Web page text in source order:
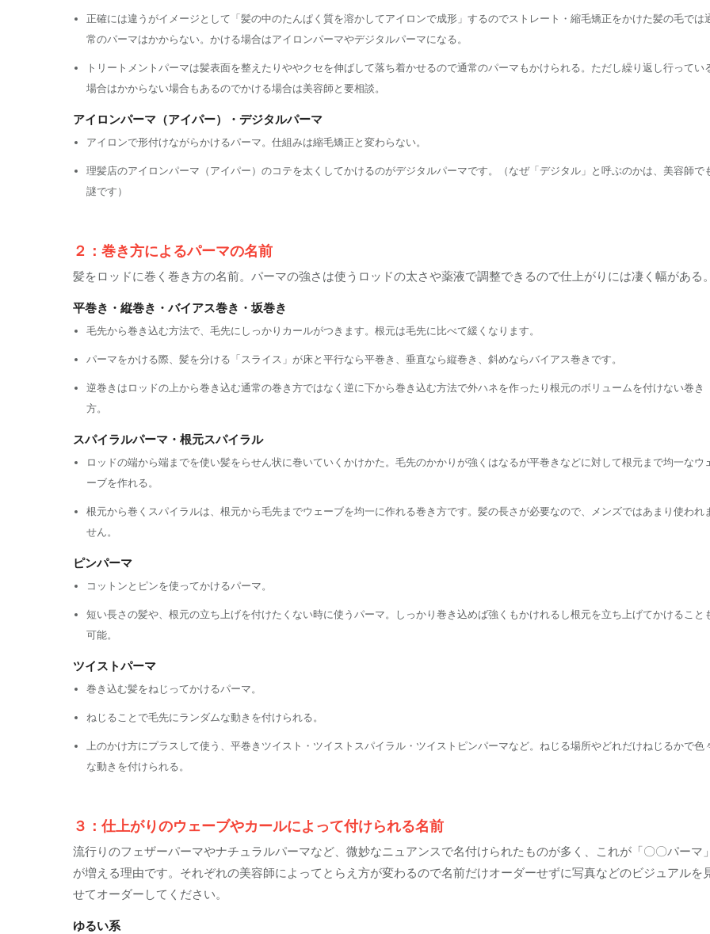
正確には違うがイメージとして「髪の中のたんぱく質を溶かしてアイロンで成形」するのでストレート・縮毛矯正をかけた髪の毛では
常のパーマはかからない。かける場合はアイロンパーマやデジタルパーマになる。
トリートメントパーマは髪表面を整えたりややクセを伸ばして落ち着かせるので通常のパーマもかけられる。ただし繰り返し行ってい
場合はかからない場合もあるのでかける場合は美容師と要相談。
アイロンパーマ（アイパー）・デジタルパーマ
アイロンで形付けながらかけるパーマ。仕組みは縮毛矯正と変わらない。
理髪店のアイロンパーマ（アイパー）のコテを太くしてかけるのがデジタルパーマです。（なぜ「デジタル」と呼ぶのかは、美容師で
謎です）
２：巻き方によるパーマの名前
髪をロッドに巻く巻き方の名前。パーマの強さは使うロッドの太さや薬液で調整できるので仕上がりには凄く幅がある
平巻き・縦巻き・バイアス巻き・坂巻き
毛先から巻き込む方法で、毛先にしっかりカールがつきます。根元は毛先に比べて緩くなります。
パーマをかける際、髪を分ける「スライス」が床と平行なら平巻き、垂直なら縦巻き、斜めならバイアス巻きです。
逆巻きはロッドの上から巻き込む通常の巻き方ではなく逆に下から巻き込む方法で外ハネを作ったり根元のボリュームを付けない巻き
方。
スパイラルパーマ・根元スパイラル
ロッドの端から端までを使い髪をらせん状に巻いていくかけかた。毛先のかかりが強くはなるが平巻きなどに対して根元まで均一なウ
ーブを作れる。
根元から巻くスパイラルは、根元から毛先までウェーブを均一に作れる巻き方です。髪の長さが必要なので、メンズではあまり使われ
せん。
ピンパーマ
コットンとピンを使ってかけるパーマ。
短い長さの髪や、根元の立ち上げを付けたくない時に使うパーマ。しっかり巻き込めば強くもかけれるし根元を立ち上げてかけること
可能。
ツイストパーマ
巻き込む髪をねじってかけるパーマ。
ねじることで毛先にランダムな動きを付けられる。
上のかけ方にプラスして使う、平巻きツイスト・ツイストスパイラル・ツイストピンパーマなど。ねじる場所やどれだけねじるかで色
な動きを付けられる。
３：仕上がりのウェーブやカールによって付けられる名前
流行りのフェザーパーマやナチュラルパーマなど、微妙なニュアンスで名付けられたものが多く、これが「〇〇パーマ
が増える理由です。 それぞれの美容師によってとらえ方が変わるので名前だけオーダーせずに写真などのビジュアルを
せてオーダーしてください。
ゆるい系